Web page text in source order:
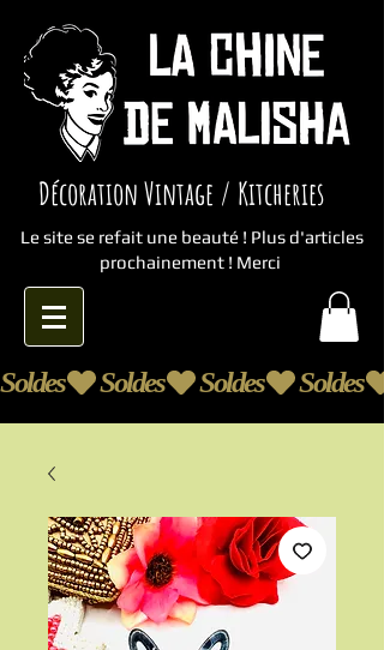
Décoration Vintage / Kitcheries
Le site se refait une beauté ! Plus d'articles
prochainement ! Merci
Soldes